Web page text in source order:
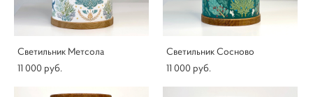
Светильник Метсола
11 000 pуб.
Светильник Сосново
11 000 pуб.